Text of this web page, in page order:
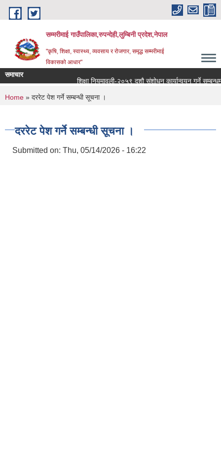
Skip to main content
सम्मरीमाई गाउँपालिका,रुपन्देही,लुम्बिनी प्रदेश,नेपाल
"कृषि, शिक्षा, स्वास्थ्य, व्यवसाय र रोजगार, समृद्ध सम्मरीमाई
विकासको आधार"
समाचार
शिक्षा नियमावली-२०५९ दशौ संशोधन कार्यान्वयन गर्ने सम्बन्धमा
You are here
Home » दररेट पेश गर्ने सम्बन्धी सूचना ।
दररेट पेश गर्ने सम्बन्धी सूचना ।
Submitted on: Thu, 05/14/2026 - 16:22